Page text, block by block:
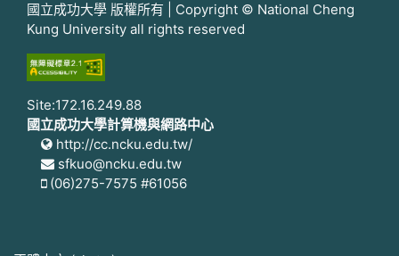
國立成功大學 版權所有 | Copyright © National Cheng
Kung University all rights reserved
Site:172.16.249.88
國立成功大學計算機與網路中心
http://cc.ncku.edu.tw/
sfkuo@ncku.edu.tw
(06)275-7575 #61056